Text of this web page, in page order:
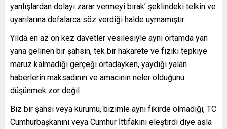
yanlışlardan dolayı zarar vermeyi bırak’ şeklindeki telkin ve
uyarılarına defalarca söz verdiği halde uymamıştır.
Yılda en az on kez davetler vesilesiyle aynı ortamda yan
yana gelinen bir şahsın, tek bir hakarete ve fiziki tepkiye
maruz kalmadığı gerçeği ortadayken, yaydığı yalan
haberlerin maksadının ve amacının neler olduğunu
düşünmek zor değil
Biz bir şahsı veya kurumu, bizimle aynı fikirde olmadığı, TC
Cumhurbaşkanını veya Cumhur İttifakını eleştirdi diye asla